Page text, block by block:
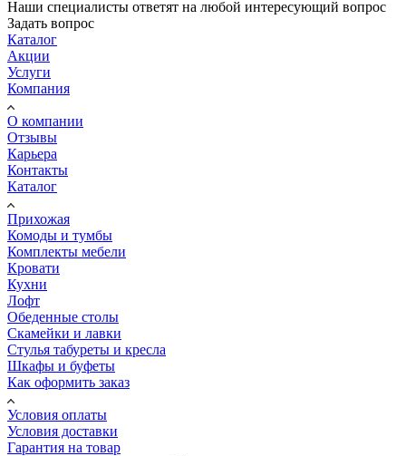
Наши специалисты ответят на любой интересующий вопрос
Задать вопрос
Каталог
Акции
Услуги
Компания
О компании
Отзывы
Карьера
Контакты
Каталог
Прихожая
Комоды и тумбы
Комплекты мебели
Кровати
Кухни
Лофт
Обеденные столы
Скамейки и лавки
Стулья табуреты и кресла
Шкафы и буфеты
Как оформить заказ
Условия оплаты
Условия доставки
Гарантия на товар